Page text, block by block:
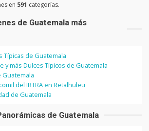
en 591 categorías.
de Guatemala más
Típicas de Guatemala
y más Dulces Típicos de Guatemala
Guatemala
del IRTRA en Retalhuleu
de Guatemala
de Guatemala